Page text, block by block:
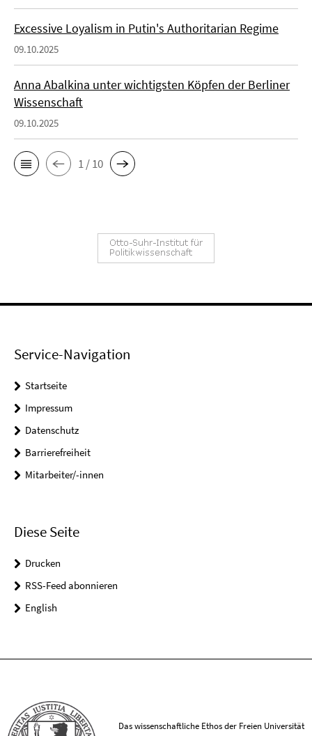
Excessive Loyalism in Putin's Authoritarian Regime
09.10.2025
Anna Abalkina unter wichtigsten Köpfen der Berliner
Wissenschaft
09.10.2025
1 / 10
Service-Navigation
Startseite
Impressum
Datenschutz
Barrierefreiheit
Mitarbeiter/-innen
Diese Seite
Drucken
RSS-Feed abonnieren
English
Das wissenschaftliche Ethos der Freien Universität